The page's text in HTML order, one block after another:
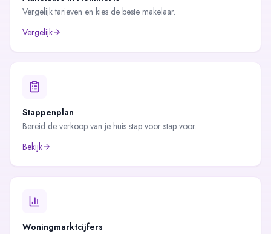
Vergelijk tarieven en kies de beste makelaar.
Vergelijk
Stappenplan
Bereid de verkoop van je huis stap voor stap voor.
Bekijk
Woningmarktcijfers